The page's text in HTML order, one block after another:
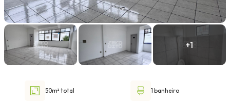
Faixa de valor
30.000,00 até 1.000.000,00 ou +
50m² total 1 banheiro